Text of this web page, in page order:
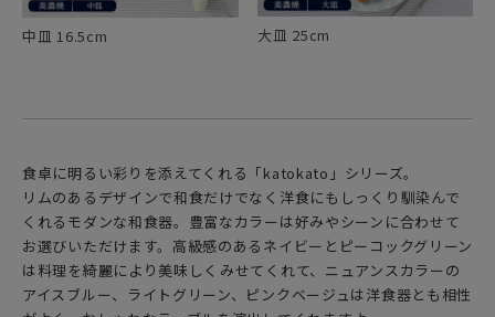
中皿 16.5cm 大皿 25cm
食卓に明るい彩りを添えてくれる「katokato」シリーズ。
リムのあるデザインで和食だけでなく洋食にもしっくり馴染んで
くれるモダンな和食器。豊富なカラーは好みやシーンに合わせて
お選びいただけます。高級感のあるネイビーとピーコックグリーン
は料理を綺麗により美味しくみせてくれて、ニュアンスカラーの
アイスブルー、ライトグリーン、ピンクベージュは洋食器とも相性